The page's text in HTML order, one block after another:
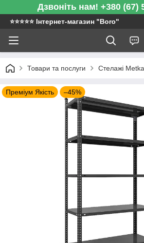
Дзвоніть нам! +380 (67)
⭐️⭐️⭐️⭐️⭐️ Інтернет-магазин "Boro"
Товари та послуги Стелажі
Преміум Якість –45%